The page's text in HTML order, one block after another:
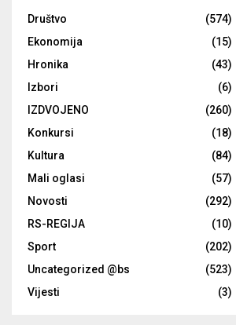
Društvo
(574)
Ekonomija
(15)
Hronika
(43)
Izbori
(6)
IZDVOJENO
(260)
Konkursi
(18)
Kultura
(84)
Mali oglasi
(57)
Novosti
(292)
RS-REGIJA
(10)
Sport
(202)
Uncategorized @bs
(523)
Vijesti
(3)